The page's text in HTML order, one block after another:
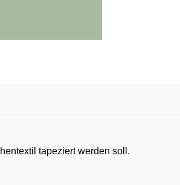
tapeziert werden soll.